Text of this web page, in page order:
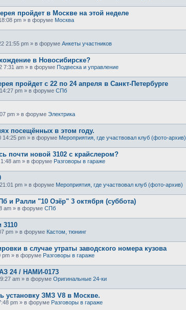
пройдет в Москве на этой неделе
pm » в форуме Москва
21:55 pm » в форуме Анкеты участников
в Новосибирске?
7:31 am » в форуме Подвеска и управление
пройдет с 22 по 24 апреля в Санкт-Петербурге
pm » в форуме СПб
pm » в форуме Электрика
посещённых в этом году.
14:25 pm » в форуме Мероприятия, где участвовал клуб (фото-архив)
почти новой 3102 с крайслером?
am » в форуме Разговоры в гараже
pm » в форуме Мероприятия, где участвовал клуб (фото-архив)
и Ралли "10 Озёр" 3 октября (суббота)
am » в форуме СПб
3110
pm » в форуме Кастом, тюнинг
в случае утраты заводского номера кузова
pm » в форуме Разговоры в гараже
24 / НАМИ-0173
am » в форуме Оригинальные 24-ки
установку ЗМЗ V8 в Москве.
pm » в форуме Разговоры в гараже